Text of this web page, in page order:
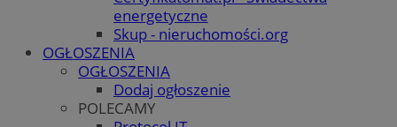
energetyczne
Skup - nieruchomości.org
OGŁOSZENIA
OGŁOSZENIA
Dodaj ogłoszenie
POLECAMY